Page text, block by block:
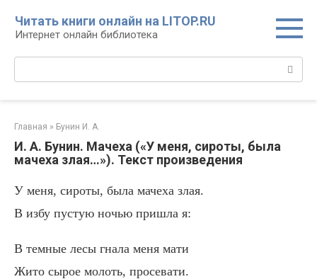
контенту
Читать книги онлайн на LITOP.RU
Интернет онлайн библиотека
Главная » Бунин И. А.
И. А. Бунин. Мачеха («У меня, сироты, была
мачеха злая…»). Текст произведения
У меня, сироты, была мачеха злая.
В избу пустую ночью пришла я:
В темные лесы гнала меня мати
Жито сырое молоть, просевати.